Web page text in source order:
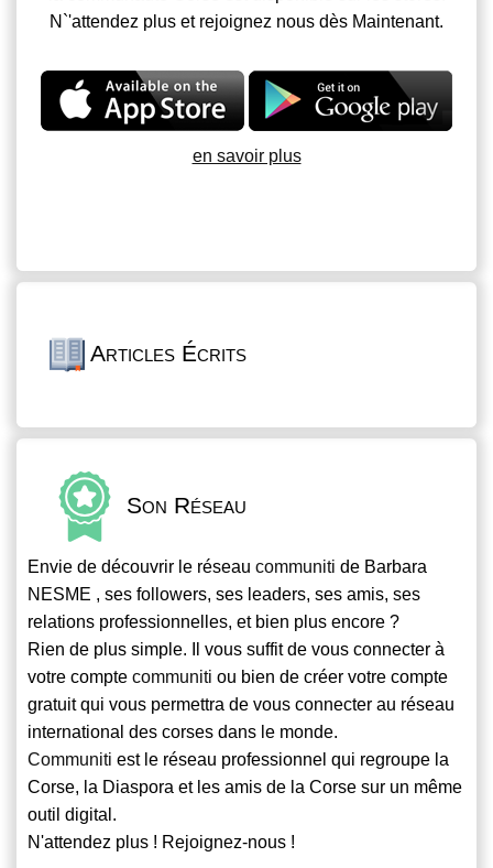
N`'attendez plus et rejoignez nous dès Maintenant.
en savoir plus
Articles Écrits
Son Réseau
Envie de découvrir le réseau communiti de Barbara
NESME , ses followers, ses leaders, ses amis, ses
relations professionnelles, et bien plus encore ?
Rien de plus simple. Il vous suffit de vous connecter à
votre compte communiti ou bien de créer votre compte
gratuit qui vous permettra de vous connecter au réseau
international des corses dans le monde.
Communiti est le réseau professionnel qui regroupe la
Corse, la Diaspora et les amis de la Corse sur un même
outil digital.
N'attendez plus ! Rejoignez-nous !